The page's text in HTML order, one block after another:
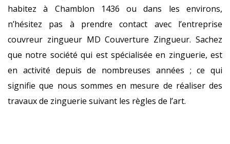
habitez à Chamblon 1436 ou dans les environs,
n’hésitez pas à prendre contact avec l’entreprise
couvreur zingueur MD Couverture Zingueur. Sachez
que notre société qui est spécialisée en zinguerie, est
en activité depuis de nombreuses années ; ce qui
signifie que nous sommes en mesure de réaliser des
travaux de zinguerie suivant les règles de l’art.